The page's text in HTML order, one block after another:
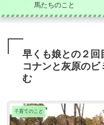
馬たちのこと
早くも娘との２回
コナンと灰原のビ
む
子育てのこと